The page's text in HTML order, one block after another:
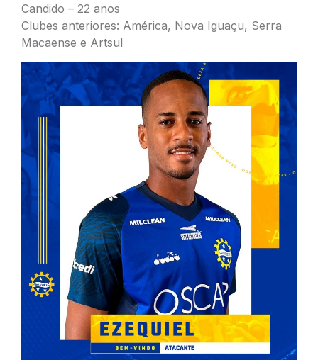
Candido – 22 anos
Clubes anteriores: América, Nova Iguaçu, Serra
Macaense e Artsul